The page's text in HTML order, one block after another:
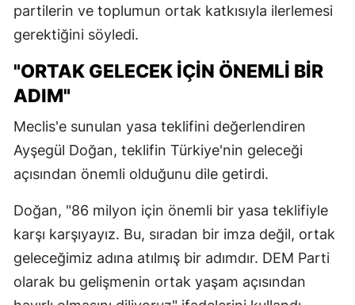
partilerin ve toplumun ortak katkısıyla ilerlemesi
gerektiğini söyledi.
"ORTAK GELECEK İÇİN ÖNEMLİ BİR
ADIM"
Meclis'e sunulan yasa teklifini değerlendiren
Ayşegül Doğan, teklifin Türkiye'nin geleceği
açısından önemli olduğunu dile getirdi.
Doğan, "86 milyon için önemli bir yasa teklifiyle
karşı karşıyayız. Bu, sıradan bir imza değil, ortak
geleceğimiz adına atılmış bir adımdır. DEM Parti
olarak bu gelişmenin ortak yaşam açısından